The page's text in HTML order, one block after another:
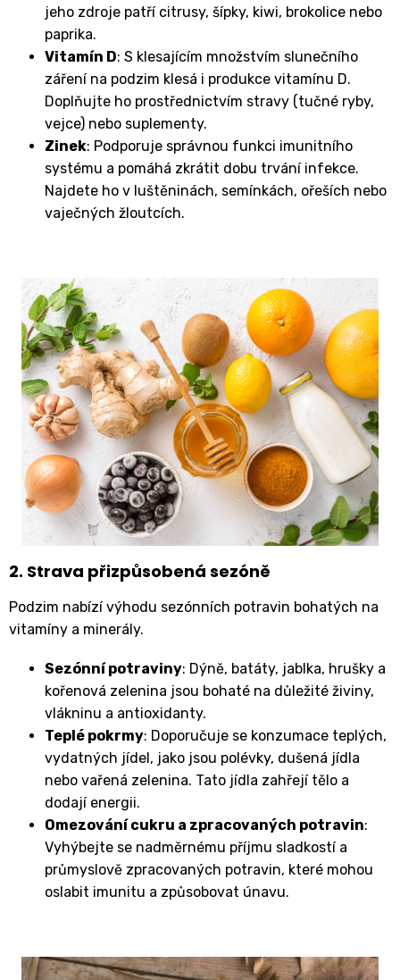
jeho zdroje patří citrusy, šípky, kiwi, brokolice nebo
paprika.
Vitamín D: S klesajícím množstvím slunečního
záření na podzim klesá i produkce vitamínu D.
Doplňujte ho prostřednictvím stravy (tučné ryby,
vejce) nebo suplementy.
Zinek: Podporuje správnou funkci imunitního
systému a pomáhá zkrátit dobu trvání infekce.
Najdete ho v luštěninách, semínkách, ořeších nebo
vaječných žloutcích.
2. Strava přizpůsobená sezóně
Podzim nabízí výhodu sezónních potravin bohatých na
vitamíny a minerály.
Sezónní potraviny: Dýně, batáty, jablka, hrušky a
kořenová zelenina jsou bohaté na důležité živiny,
vlákninu a antioxidanty.
Teplé pokrmy: Doporučuje se konzumace teplých,
vydatných jídel, jako jsou polévky, dušená jídla
nebo vařená zelenina. Tato jídla zahřejí tělo a
dodají energii.
Omezování cukru a zpracovaných potravin:
Vyhýbejte se nadměrnému příjmu sladkostí a
průmyslově zpracovaných potravin, které mohou
oslabit imunitu a způsobovat únavu.